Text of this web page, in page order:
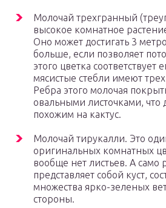
Молочай трехгранный
высокое комнатное
Оно может достигать 3
больше, если позволяет
этого цветка соответствует
мясистые стебли имеют
Ребра этого молочая
овальными листочками, что
похожим на кактус.
Молочай тирукалли. Это
оригинальных комнатных
вообще нет листьев. А само
представляет собой куст,
множества ярко-зеленых
стороны.